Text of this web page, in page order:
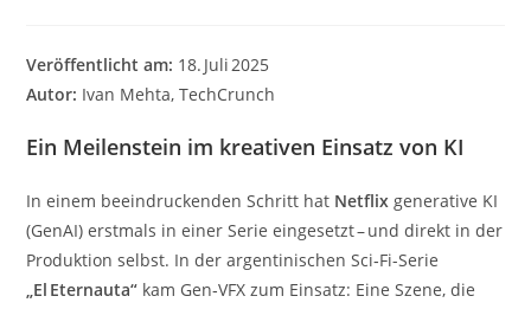
Veröffentlicht am: 18. Juli 2025
Autor: Ivan Mehta, TechCrunch
Ein Meilenstein im kreativen Einsatz von KI
In einem beeindruckenden Schritt hat Netflix generative KI
(GenAI) erstmals in einer Serie eingesetzt – und direkt in der
Produktion selbst. In der argentinischen Sci‑Fi-Serie
„El Eternauta“ kam Gen‑VFX zum Einsatz: Eine Szene, die